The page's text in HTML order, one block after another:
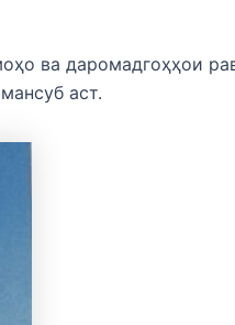
ва даромадгоҳҳои
аст.